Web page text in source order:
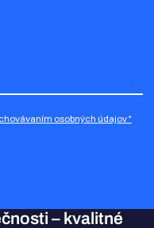
osobných údajov *
– kvalitné